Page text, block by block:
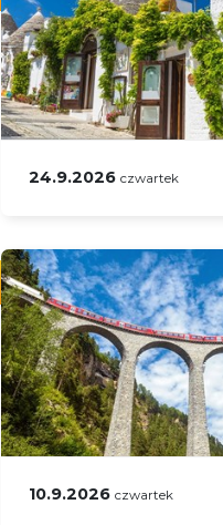
24.9.2026 czwartek
10.9.2026 czwartek